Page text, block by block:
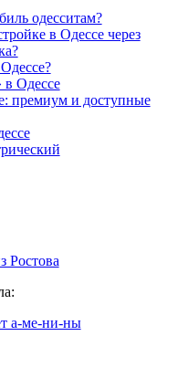
одесситам?
в Одессе через
Одессе
премиум и доступные
Ростова
а-ме-ни-ны